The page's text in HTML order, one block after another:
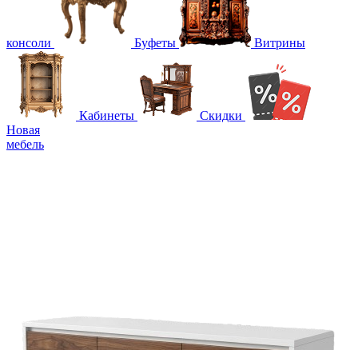
консоли Буфеты Витрины
Кабинеты
Скидки
Новая
мебель